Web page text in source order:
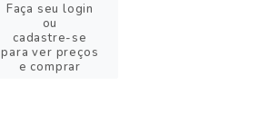
Faça seu login
ou
cadastre-se
para ver preços
e comprar